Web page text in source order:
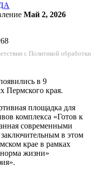
Май 2, 2026
с Политикой обработки
в 9
Пермского края.
площадка для
комплекса «Готов к
современными
в этом
крае в рамках
жизни»